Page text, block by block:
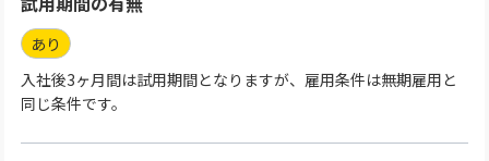
あり
入社後3ヶ月間は試用期間となりますが、雇用条件は無期雇用と
同じ条件です。